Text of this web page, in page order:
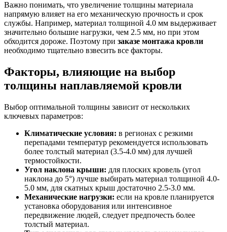
Важно понимать, что увеличение толщины материала
напрямую влияет на его механическую прочность и срок
службы. Например, материал толщиной 4.0 мм выдерживает
значительно большие нагрузки, чем 2.5 мм, но при этом
обходится дороже. Поэтому при заказе монтажа кровли
необходимо тщательно взвесить все факторы.
Факторы, влияющие на выбор
толщины наплавляемой кровли
Выбор оптимальной толщины зависит от нескольких
ключевых параметров:
Климатические условия: в регионах с резкими
перепадами температур рекомендуется использовать
более толстый материал (3.5-4.0 мм) для лучшей
термостойкости.
Угол наклона крыши: для плоских кровель (угол
наклона до 5°) лучше выбирать материал толщиной 4.0-
5.0 мм, для скатных крыш достаточно 2.5-3.0 мм.
Механические нагрузки: если на кровле планируется
установка оборудования или интенсивное
передвижение людей, следует предпочесть более
толстый материал.